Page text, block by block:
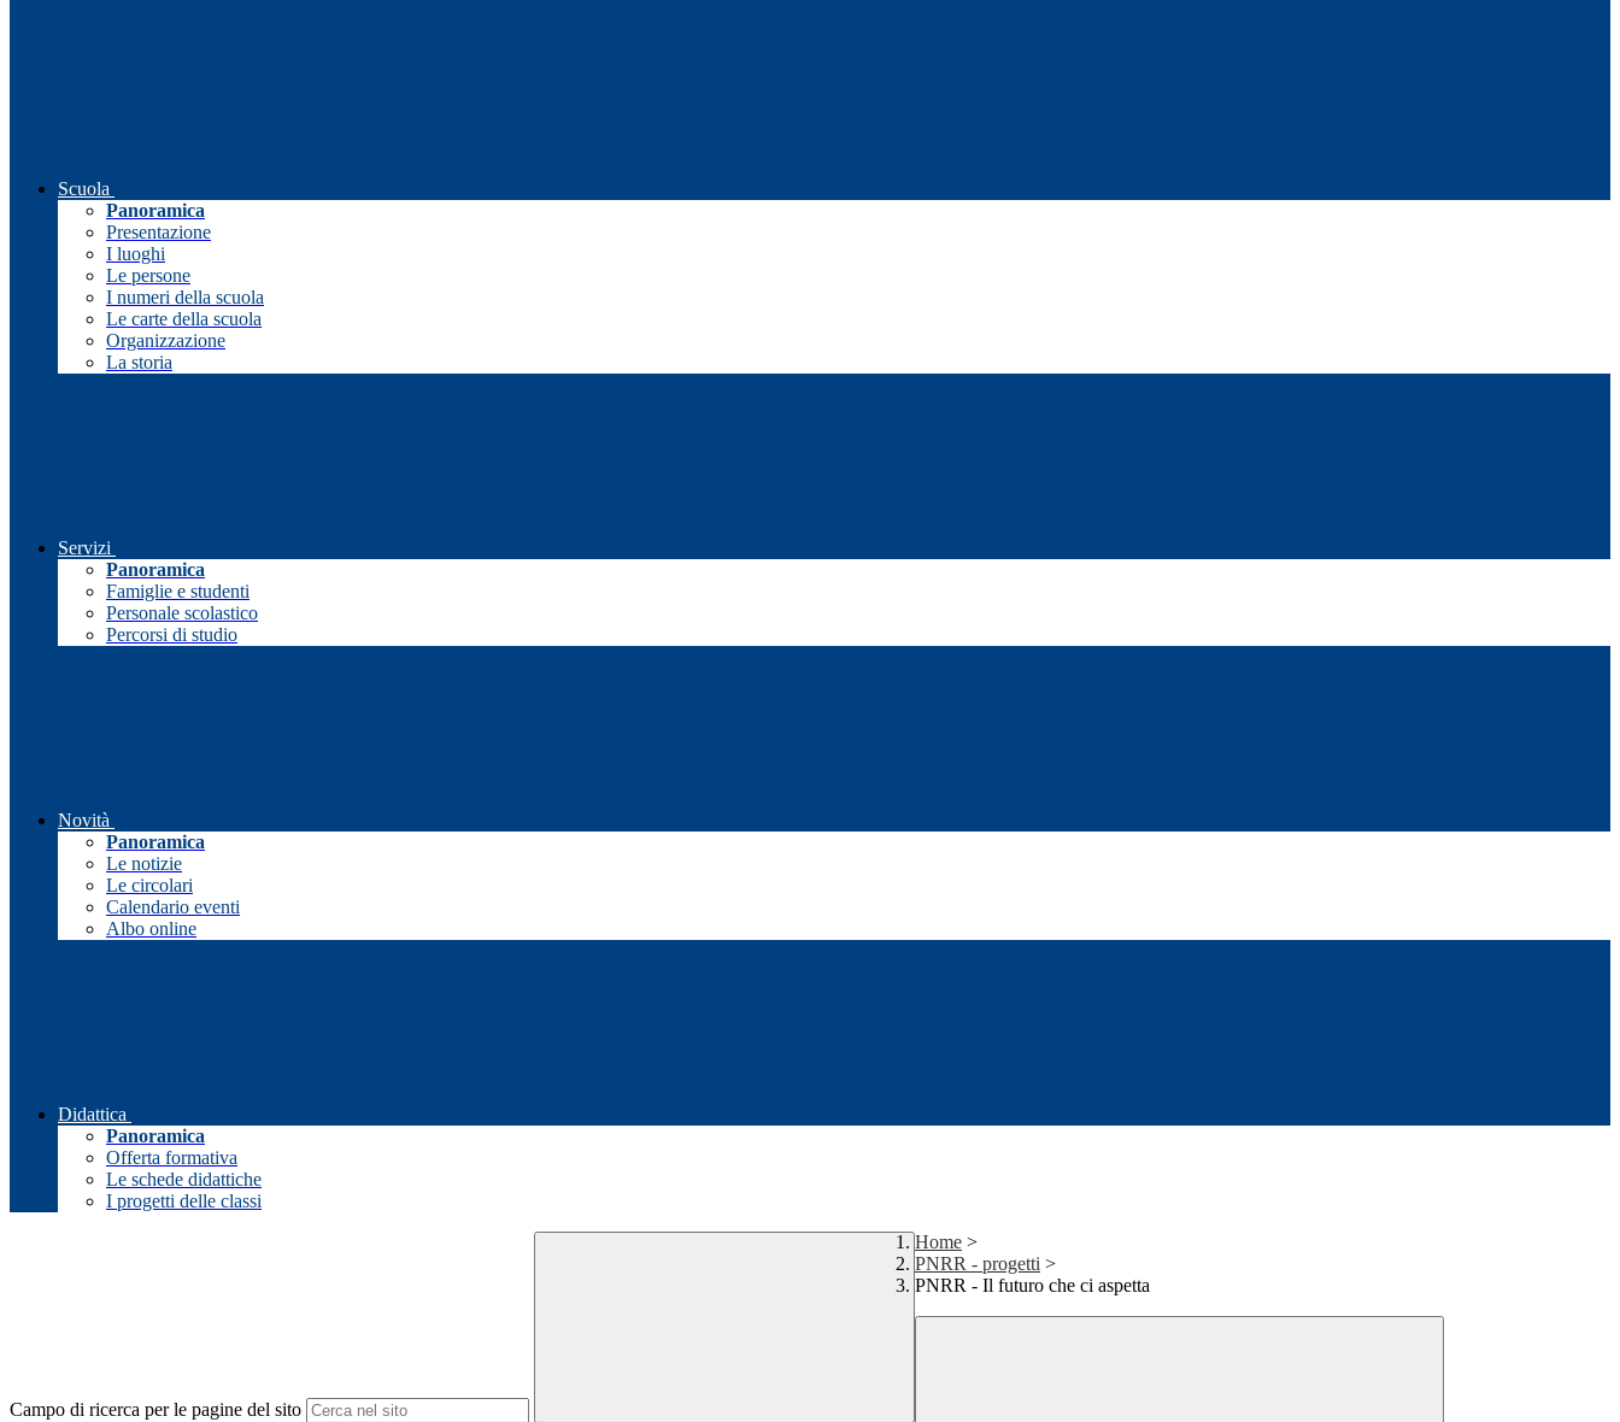
Scuola
Panoramica
Presentazione
I luoghi
Le persone
I numeri della scuola
Le carte della scuola
Organizzazione
La storia
Servizi
Panoramica
Famiglie e studenti
Personale scolastico
Percorsi di studio
Novità
Panoramica
Le notizie
Le circolari
Calendario eventi
Albo online
Didattica
Panoramica
Offerta formativa
Le schede didattiche
I progetti delle classi
Campo di ricerca per le pagine del sito
Home >
PNRR - progetti >
PNRR - Il futuro che ci aspetta